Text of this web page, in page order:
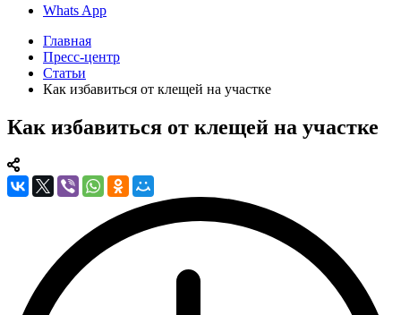
Whats App
Главная
Пресс-центр
Статьи
Как избавиться от клещей на участке
Как избавиться от клещей на участке